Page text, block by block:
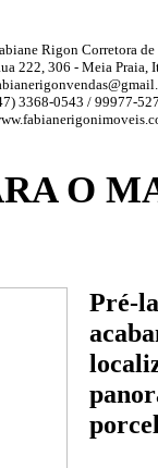
Rigon Corretora
222, 306 - Meia Praia,
3368-0543 / 99977-
O
Pré-